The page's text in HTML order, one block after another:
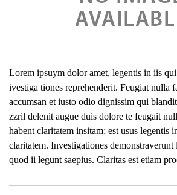
Lorem ipsuym dolor amet, legentis in iis
ivestiga tiones reprehenderit. Feugiat nulla
accumsan et iusto odio dignissim qui
zzril delenit augue duis dolore te feugait
habent claritatem insitam; est usus legentis
claritatem. Investigationes demonstraverunt
quod ii legunt saepius. Claritas est etiam